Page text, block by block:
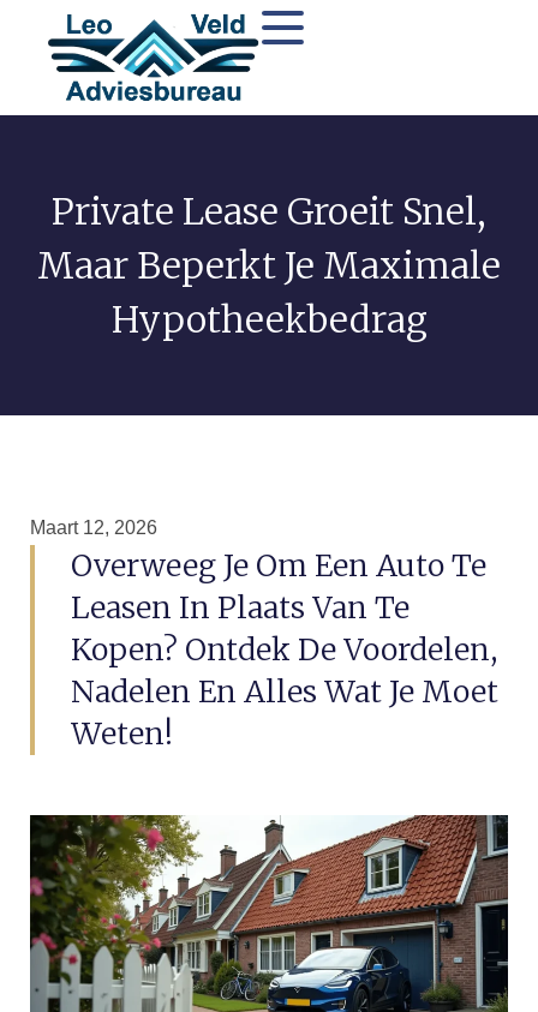
Private Lease Groeit Snel,
Maar Beperkt Je Maximale
Hypotheekbedrag
Maart 12, 2026
Overweeg Je Om Een Auto Te
Leasen In Plaats Van Te
Kopen? Ontdek De Voordelen,
Nadelen En Alles Wat Je Moet
Weten!